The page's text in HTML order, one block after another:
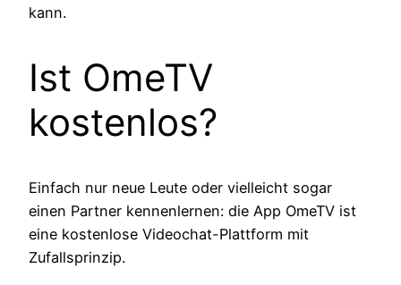
kann.
Ist OmeTV
kostenlos?
Einfach nur neue Leute oder vielleicht sogar
einen Partner kennenlernen: die App OmeTV ist
eine kostenlose Videochat-Plattform mit
Zufallsprinzip.